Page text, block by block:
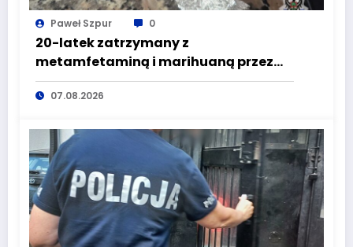
Paweł Szpur 0
20-latek zatrzymany z
metamfetaminą i marihuaną przez
głuszyckich policjantów
07.08.2026